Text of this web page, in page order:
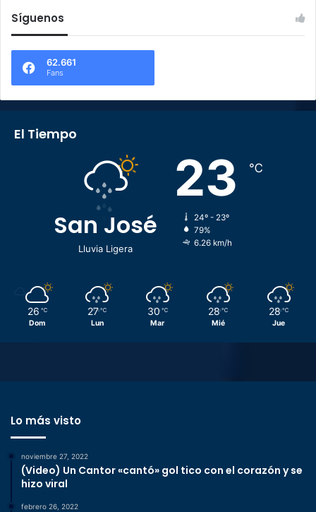
Síguenos
62.661
Fans
El Tiempo
San José
Lluvia Ligera
23 ℃
24º - 23º
79%
6.26 km/h
26 ℃
Dom
27 ℃
Lun
30 ℃
Mar
28 ℃
Mié
28 ℃
Jue
Lo más visto
noviembre 27, 2022
(Video) Un Cantor «cantó» gol tico con el corazón y se
hizo viral
febrero 26, 2022